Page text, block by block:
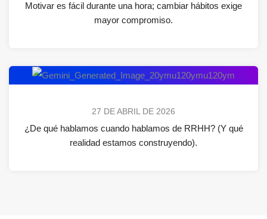
Motivar es fácil durante una hora; cambiar hábitos exige
mayor compromiso.
27 DE ABRIL DE 2026
¿De qué hablamos cuando hablamos de RRHH? (Y qué
realidad estamos construyendo).